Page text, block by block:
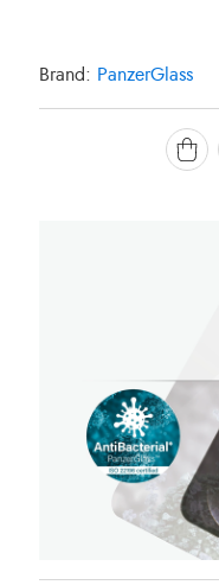
Brand: PanzerGlass